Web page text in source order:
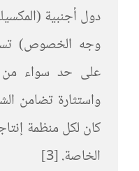
دول أجنبية
وجه الخصوص)
على حد سواء من
واستثارة تضامن
كان لكل منظمة
الخاصة. [3]